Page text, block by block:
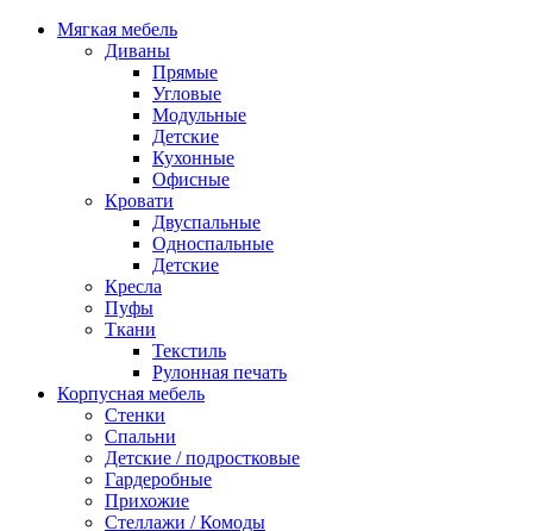
Мягкая мебель
Диваны
Прямые
Угловые
Модульные
Детские
Кухонные
Офисные
Кровати
Двуспальные
Односпальные
Детские
Кресла
Пуфы
Ткани
Текстиль
Рулонная печать
Корпусная мебель
Стенки
Спальни
Детские / подростковые
Гардеробные
Прихожие
Стеллажи / Комоды